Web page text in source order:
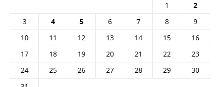
1
2
3
4 5 6 7 8
9
10
11 12 13 14 15
16
17
18 19 20 21 22
23
24
25 26 27 28 29
30